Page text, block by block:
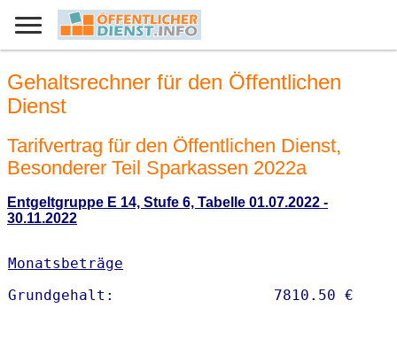
Gehaltsrechner für den Öffentlichen
Dienst
Tarifvertrag für den Öffentlichen Dienst,
Besonderer Teil Sparkassen 2022a
Entgeltgruppe E 14, Stufe 6, Tabelle 01.07.2022 -
30.11.2022
Monatsbeträge